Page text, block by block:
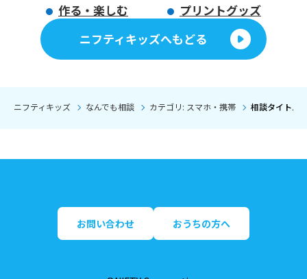
作る・楽しむ
プリントグッズ
ニフティキッズへもどる
ニフティキッズ なんでも相談 カテゴリ: スマホ・携帯 相談タイトル:
お問い合わせ おうちの方へ